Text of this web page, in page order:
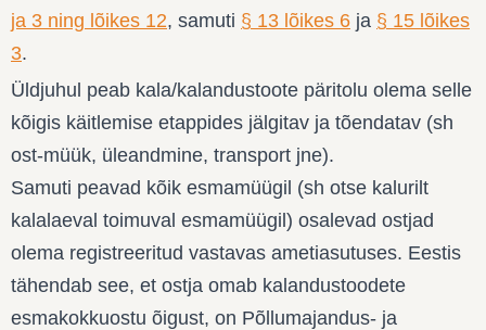
ja 3 ning lõikes 12, samuti § 13 lõikes 6 ja § 15 lõikes
3.
Üldjuhul peab kala/kalandustoote päritolu olema selle
kõigis käitlemise etappides jälgitav ja tõendatav (sh
ost-müük, üleandmine, transport jne).
Samuti peavad kõik esmamüügil (sh otse kalurilt
kalalaeval toimuval esmamüügil) osalevad ostjad
olema registreeritud vastavas ametiasutuses. Eestis
tähendab see, et ostja omab kalandustoodete
esmakokkuostu õigust, on Põllumajandus- ja